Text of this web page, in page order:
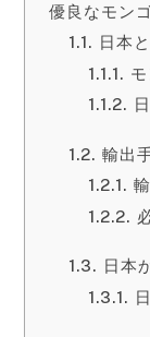
優良なモン
日本
輸出
日本